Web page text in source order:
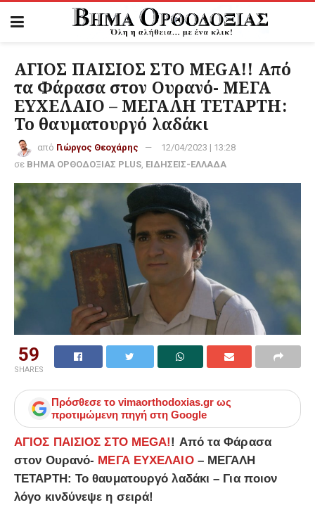
ΑΓΙΟΣ ΠΑΙΣΙΟΣ ΣΤΟ MEGA!! Από
τα Φάρασα στον Ουρανό- ΜΕΓΑ
ΕΥΧΕΛΑΙΟ – ΜΕΓΑΛΗ ΤΕΤΑΡΤΗ:
Το θαυματουργό λαδάκι
από Γιώργος Θεοχάρης
12/04/2023 | 13:28
σε ΒΗΜΑ ΟΡΘΟΔΟΞΙΑΣ PLUS, ΕΙΔΗΣΕΙΣ-ΕΛΛΑΔΑ
59
SHARES
Πρόσθεσε το vimaorthodoxias.gr ως
προτιμώμενη πηγή στη Google
ΑΓΙΟΣ ΠΑΙΣΙΟΣ ΣΤΟ MEGA!! Από τα Φάρασα
στον Ουρανό- ΜΕΓΑ ΕΥΧΕΛΑΙΟ– ΜΕΓΑΛΗ
ΤΕΤΑΡΤΗ: Το θαυματουργό λαδάκι – Για ποιον
λόγο κινδύνεψε η σειρά!